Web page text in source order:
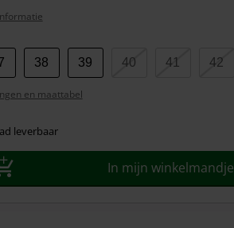
38 39 40 41 42
en maattabel
leverbaar
In mijn winkelmandje